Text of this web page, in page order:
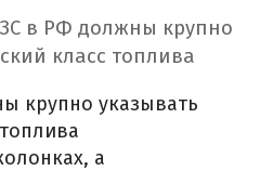
в РФ должны крупно
класс топлива
крупно указывать
а